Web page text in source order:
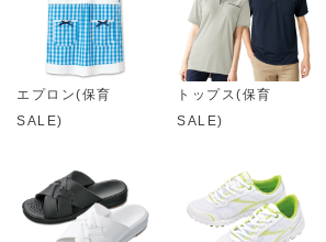
エプロン(保育
SALE)
トップス(保育
SALE)